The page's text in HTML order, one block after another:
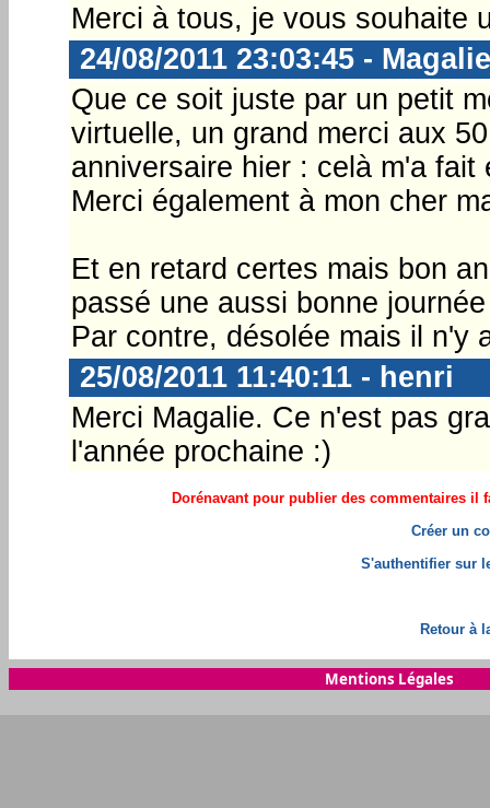
Merci à tous, je vous souhaite
24/08/2011 23:03:45 - Magalie
Que ce soit juste par un petit
virtuelle, un grand merci aux
anniversaire hier : celà m'a fait
Merci également à mon cher
Et en retard certes mais bon
passé une aussi bonne
Par contre, désolée mais il n'y
25/08/2011 11:40:11 - henri
Merci Magalie. Ce n'est pas
l'année prochaine :)
Dorénavant pour publier des commentaires il
Créer un
S'authentifier sur
Retour à
Mentions Légales